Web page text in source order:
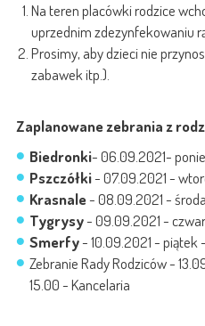
Na teren placówki rodzice
uprzednim zdezynfekowaniu
Prosimy, aby dzieci nie
zabawek itp.).
Zaplanowane zebrania z
Biedronki- 06.09.2021-
Pszczółki- 07.09.2021 -
Krasnale- 08.09.2021 -
Tygrysy- 09.09.2021 -
Smerfy- 10.09.2021 - piątek
Zebranie Rady Rodziców -
15.00 - Kancelaria